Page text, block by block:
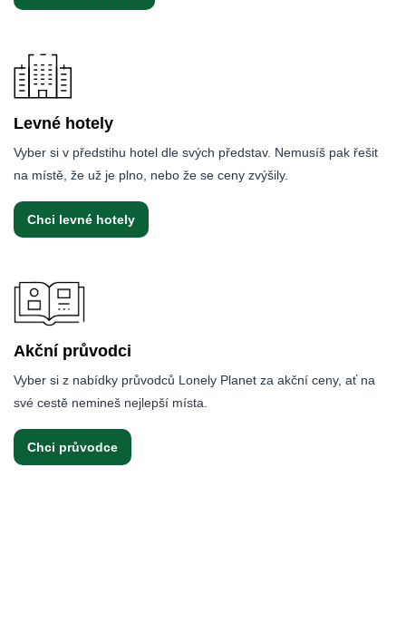
Levné hotely
Vyber si v předstihu hotel dle svých představ. Nemusíš pak řešit
na místě, že už je plno, nebo že se ceny zvýšily.
Chci levné hotely
Akční průvodci
Vyber si z nabídky průvodců Lonely Planet za akční ceny, ať na
své cestě nemineš nejlepší místa.
Chci průvodce